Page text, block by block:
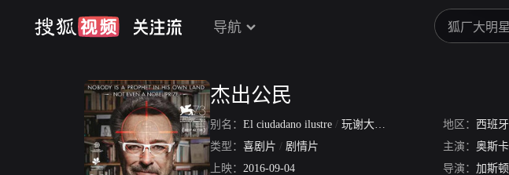
导航
杰出公民
别名： El ciudadano ilustre / 玩谢大作家 地区： 西班牙
类型： 喜剧片 / 剧情片 主演： 奥斯
上映： 2016-09-04 导演： 加斯